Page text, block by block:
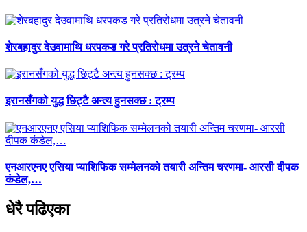
शेरबहादुर देउवामाथि धरपकड गरे प्रतिरोधमा उत्रने चेतावनी
इरानसँगको युद्ध छिट्टै अन्त्य हुनसक्छ : ट्रम्प
एनआरएनए एसिया प्याशिफिक सम्मेलनको तयारी अन्तिम चरणमा- आरसी दीपक
कंडेल,…
धेरै पढिएका